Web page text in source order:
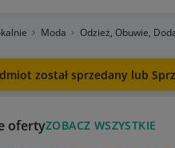
został sprzedany lub
ofertyZOBACZ WSZYSTKIE
Moda Odzież, Obuwie,